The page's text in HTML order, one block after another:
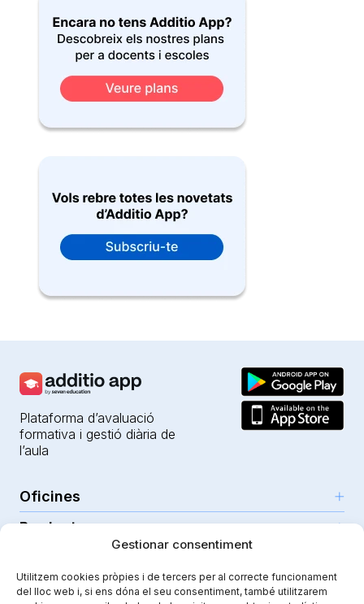
Gestionar consentiment
Utilitzem cookies pròpies i de tercers per al correcte funcionament
del lloc web i, si ens dóna el seu consentiment, també utilitzarem
Plataforma d’avaluació
formativa i gestió diària de
l’aula
Oficines
C/Emili Grahit, 91
Edifici Monturiol
Productes
Per a docents
Funcionalitats
Seguretat